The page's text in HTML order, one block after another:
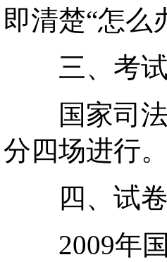
即清楚“怎么
三、考试
国家司法
分四场进行。
四、试卷
2009年国